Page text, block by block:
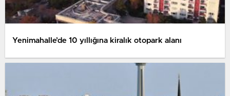
Yenimahalle’de 10 yıllığına kiralık otopark alanı